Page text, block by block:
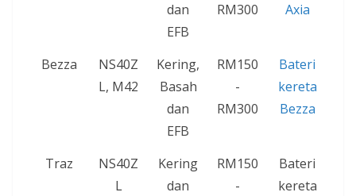
dan
EFB
RM300
Axia
Bezza
NS40Z
L, M42
Kering,
Basah
dan
EFB
RM150
-
RM300
Bateri
kereta
Bezza
Traz
NS40Z
L
Kering
dan
RM150
-
Bateri
kereta